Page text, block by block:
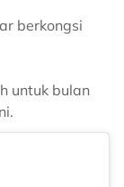
berkongsi
untuk bulan